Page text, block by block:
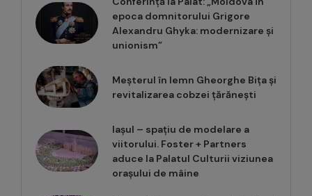
epoca domnitorului Grigore
Alexandru Ghyka: modernizare și
unionism”
Meșterul în lemn Gheorghe Bița și
revitalizarea cobzei țărănești
Iașul – spațiu de modelare a
viitorului. Foster + Partners
aduce la Palatul Culturii viziunea
orașului de mâine